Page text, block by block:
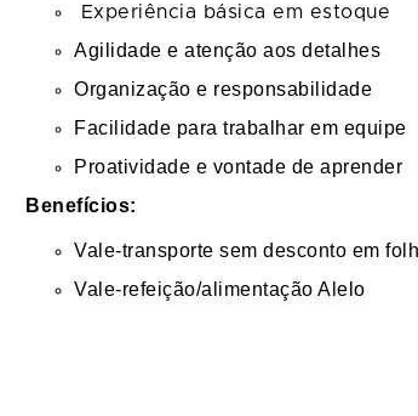
Experiência básica em estoque
Agilidade e atenção aos detalhes
Organização e responsabilidade
Facilidade para trabalhar em equipe
Proatividade e vontade de aprender
Benefícios:
Vale-transporte sem desconto em
Vale-refeição/alimentação Alelo